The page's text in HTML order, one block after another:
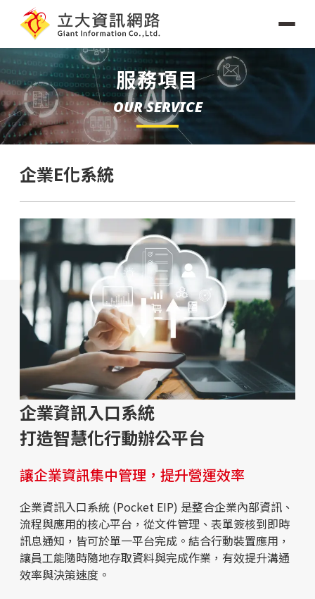
服務項目
OUR SERVICE
企業E化系統
企業資訊入口系統
打造智慧化行動辦公平台
讓企業資訊集中管理，提升營運效率
企業資訊入口系統 (Pocket EIP) 是整合企業內部資訊、
流程與應用的核心平台，從文件管理、表單簽核到即時
訊息通知，皆可於單一平台完成。結合行動裝置應用，
讓員工能隨時隨地存取資料與完成作業，有效提升溝通
效率與決策速度。